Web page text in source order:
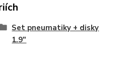
Set pneumatiky + disky
1.9"